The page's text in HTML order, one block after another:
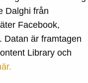
Dalghi från
Facebook,
Datan är framtagen
Library och